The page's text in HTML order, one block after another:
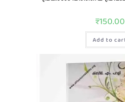
₹150.00
Add to